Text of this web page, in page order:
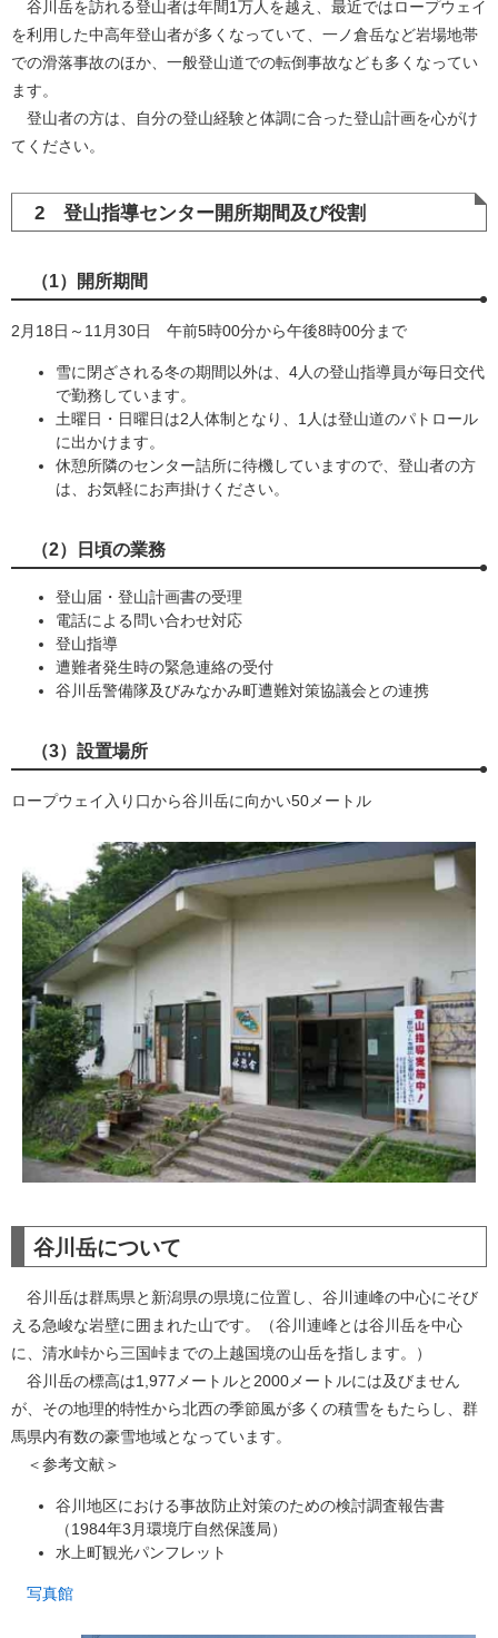
谷川岳を訪れる登山者は年間1万人を越え、最近ではロープウェイ
を利用した中高年登山者が多くなっていて、一ノ倉岳など岩場地帯
での滑落事故のほか、一般登山道での転倒事故なども多くなってい
ます。
登山者の方は、自分の登山経験と体調に合った登山計画を心がけ
てください。
2 登山指導センター開所期間及び役割
（1）開所期間
2月18日～11月30日 午前5時00分から午後8時00分まで
雪に閉ざされる冬の期間以外は、4人の登山指導員が毎日交代
で勤務しています。
土曜日・日曜日は2人体制となり、1人は登山道のパトロール
に出かけます。
休憩所隣のセンター詰所に待機していますので、登山者の方
は、お気軽にお声掛けください。
（2）日頃の業務
登山届・登山計画書の受理
電話による問い合わせ対応
登山指導
遭難者発生時の緊急連絡の受付
谷川岳警備隊及びみなかみ町遭難対策協議会との連携
（3）設置場所
ロープウェイ入り口から谷川岳に向かい50メートル
谷川岳について
谷川岳は群馬県と新潟県の県境に位置し、谷川連峰の中心にそび
える急峻な岩壁に囲まれた山です。（谷川連峰とは谷川岳を中心
に、清水峠から三国峠までの上越国境の山岳を指します。）
谷川岳の標高は1,977メートルと2000メートルには及びません
が、その地理的特性から北西の季節風が多くの積雪をもたらし、群
馬県内有数の豪雪地域となっています。
＜参考文献＞
谷川地区における事故防止対策のための検討調査報告書
（1984年3月環境庁自然保護局）
水上町観光パンフレット
写真館